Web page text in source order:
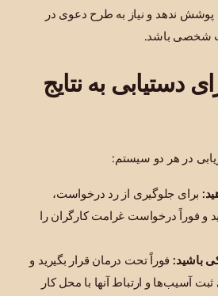
ندهد و نیاز به طرح دعوی در
شخصی باشد.
دستیابی به نتایج
در هر دو سیستم:
برای جلوگیری از رد درخواست،
و فوراً درخواست غرامت کارگران را
باشید: فوراً تحت درمان قرار بگیرید و
آسیب‌ها و ارتباط آنها با محل کار